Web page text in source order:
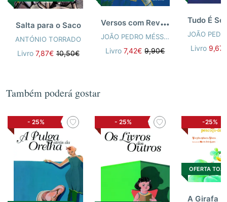
Salta para o Saco
ANTÓNIO TORRADO
Livro 7,87€ 10,50€
V
ersos com Reversos
JOÃO PEDRO MÉSSEDER
Livro7,42€ 9,90€ Livro
Também poderá gostar
- 25% - 25% -25%
OFERTA